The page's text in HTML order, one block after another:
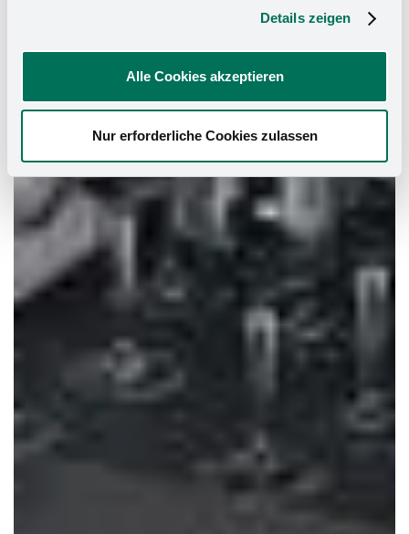
Details zeigen
Alle Cookies akzeptieren
Nur erforderliche Cookies zulassen